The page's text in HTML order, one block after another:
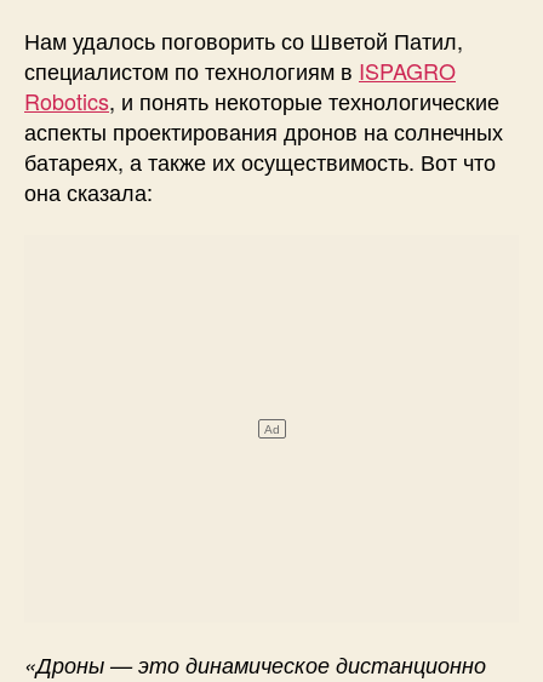
Нам удалось поговорить со Шветой Патил,
специалистом по технологиям в ISPAGRO
Robotics, и понять некоторые технологические
аспекты проектирования дронов на солнечных
батареях, а также их осуществимость. Вот что
она сказала:
«Дроны — это динамическое дистанционно